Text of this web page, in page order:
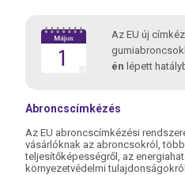
Az EU új
én lépett
Abroncscímkézés
Az EU abroncscímkézési
vásárlóknak az abroncsokról,
teljesítőképességről, az
környezetvédelmi tulajdonságokról.